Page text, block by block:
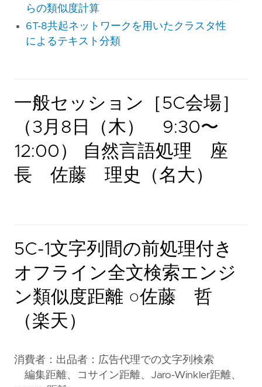
らの類似度計算
6T-8共起ネットワークを用いたクラスタ性
によるテキスト分類
一般セッション［5C会場］
（3月8日（木） 9:30〜
12:00） 自然言語処理 座
長 佐藤 理史（名大）
5C-1文字列間の前処理付き
オフライン全文検索エンジ
ン類似度距離 ○佐藤 哲
（楽天）
消費者：出品者：広告代理での文字列検索
編集距離、コサイン距離、Jaro-Winkler距離、